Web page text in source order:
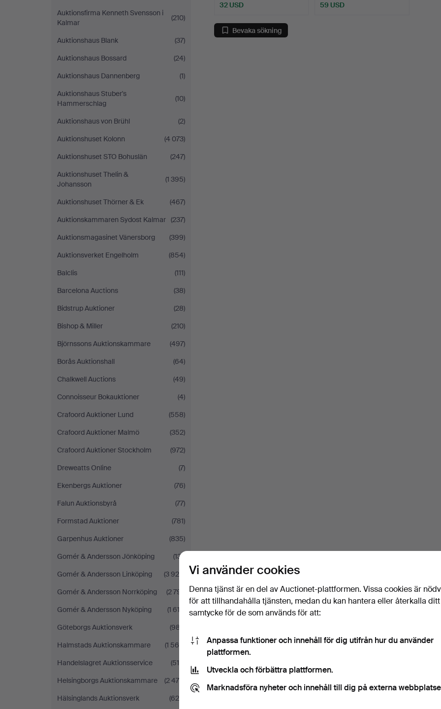
Auktionsfirma Kenneth Svensson i
Kalmar
(210)
Auktionshaus Blank
(37)
Auktionshaus Bossard
(24)
Auktionshaus Dannenberg
(1)
Auktionshaus Stuber's
Hammerschlag
(10)
Auktionshaus von Brühl
(2)
Auktionshuset Kolonn
(4 073)
Auktionshuset STO Bohuslän
(247)
Auktionshuset Thelin &
Johansson
(1 395)
Auktionshuset Thörner & Ek
(467)
Auktionskammaren Sydost Kalmar (237)
Auktionsmagasinet Vänersborg
(399)
Auktionsverket Engelholm
(854)
Balclis
(111)
Barcelona Auctions
(38)
Bidstrup Auktioner
(28)
Bishop & Miller
(210)
Björnssons Auktionskammare
(497)
Borås Auktionshall
(64)
Chalkwell Auctions
(49)
Connoisseur Bokauktioner
(4)
Crafoord Auktioner Lund
(558)
Crafoord Auktioner Malmö
(352)
Crafoord Auktioner Stockholm
(972)
Dreweatts Online
(7)
Ekenbergs Auktioner
(76)
Falun Auktionsbyrå
(77)
Formstad Auktioner
(781)
Garpenhus Auktioner
(835)
Gomér & Andersson Jönköping
(131)
Gomér & Andersson Linköping
(3 928)
Gomér & Andersson Norrköping
(2 791)
Gomér & Andersson Nyköping
(1 613)
Göteborgs Auktionsverk
(987)
Halmstads Auktionskammare
(1 568)
Handelslagret Auktionsservice
(519)
Helsingborgs Auktionskammare
(2 475)
Hälsinglands Auktionsverk
(628)
32 USD 59 USD
Bevaka sökning
Vi använder cookies
Denna tjänst är en del av Auctionet-plattformen. Vissa cookies är
för att tillhandahålla tjänsten, medan du kan hantera eller återkalla ditt
samtycke för de som används för att:
Anpassa funktioner och innehåll för dig utifrån hur du använder
plattformen.
Utveckla och förbättra plattformen.
Marknadsföra nyheter och innehåll till dig på externa